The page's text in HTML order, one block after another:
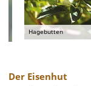
Hagebutten
Der Eisenhut